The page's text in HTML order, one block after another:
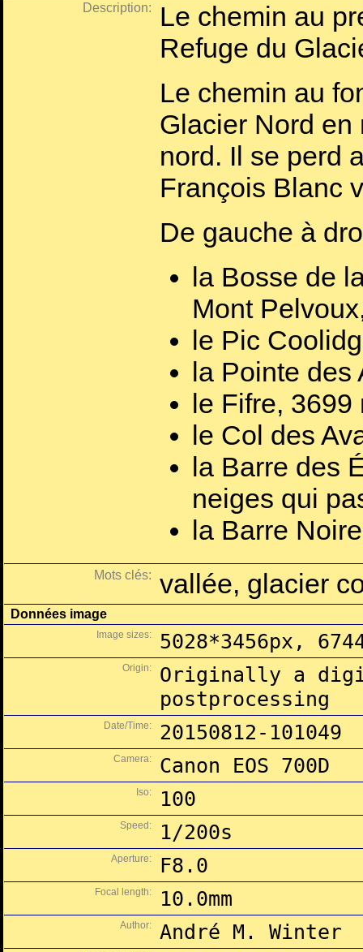
Description:
Le chemin au
Refuge du
Le chemin au
Glacier Nord en
nord. Il se perd
François Blanc
De gauche à
la Bosse de
Mont
le Pic
la Pointe des
le Fifre, 3699
le Col des
la Barre des
neiges qui
la Barre
Mots clés: vallée, glacier
Données image
Image sizes: 5028*3456px,
Origin:
Originally a
postprocessing
Date/Time: 20150812-101049
Camera: Canon EOS 700D
Iso: 100
Speed: 1/200s
Aperture: F8.0
Focal length: 10.0mm
Author: André M. Winter